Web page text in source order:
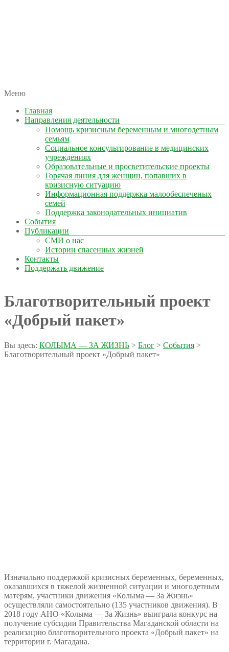
КОЛЫМА — ЗА ЖИЗНЬ
автономная некоммерческая организация
Меню
Главная
Направления деятельности
Помощь кризисным беременным и многодетным
семьям
Социальное консультирование в медицинских
учреждениях
Образовательные и просветительские проекты
Горячая линия для женщин, попавших в
кризисную ситуацию
Информационная поддержка малообеспеченых
семей
Поддержка законодательных инициатив
События
Публикации
СМИ о нас
Истории спасенных жизней
Контакты
Поддержать движение
Благотворительный проект
«Добрый пакет»
Вы здесь: КОЛЫМА — ЗА ЖИЗНЬ > Блог > События >
Благотворительный проект «Добрый пакет»
Изначально поддержкой кризисных беременных, беременных,
оказавшихся в тяжелой жизненной ситуации и многодетным
матерям, участники движения «Колыма — За Жизнь»
осуществляли самостоятельно (135 участников движения). В
2018 году АНО «Колыма — За Жизнь» выиграла конкурс на
получение субсидии Правительства Магаданской области на
реализацию благотворительного проекта «Добрый пакет» на
территории г. Магадана.